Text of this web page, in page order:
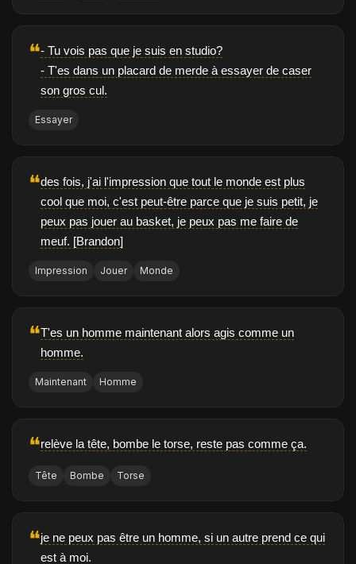
❝- Tu vois pas que je suis en studio?
- T'es dans un placard de merde à essayer de caser
son gros cul.
Essayer
❝des fois, j'ai l'impression que tout le monde est plus
cool que moi, c'est peut-être parce que je suis petit, je
peux pas jouer au basket, je peux pas me faire de
meuf. [Brandon]
Impression Jouer Monde
❝T'es un homme maintenant alors agis comme un
homme.
Maintenant Homme
❝relève la tête, bombe le torse, reste pas comme ça.
Tête Bombe Torse
❝je ne peux pas être un homme, si un autre prend ce qui
est à moi.